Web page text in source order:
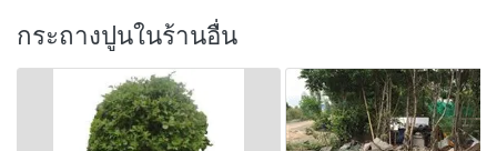
กระถางปูนในร้านอื่น